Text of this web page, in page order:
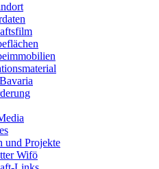
und Projekte
Wifö